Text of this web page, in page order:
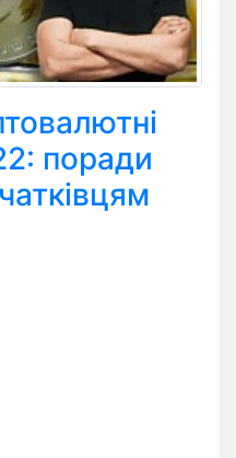
поради